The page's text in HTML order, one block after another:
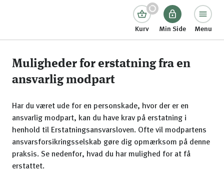
Kurv Min Side Menu
Muligheder for erstatning fra en
ansvarlig modpart
Har du været ude for en personskade, hvor der er en
ansvarlig modpart, kan du have krav på erstatning i
henhold til Erstatningsansvarsloven. Ofte vil modpartens
ansvarsforsikringsselskab gøre dig opmærksom på denne
praksis. Se nedenfor, hvad du har mulighed for at få
erstattet.